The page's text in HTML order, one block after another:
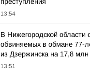
13:54
В Нижегородской области
обвиняемых в обмане 77-
из Дзержинска на 17,8 млн
13:51